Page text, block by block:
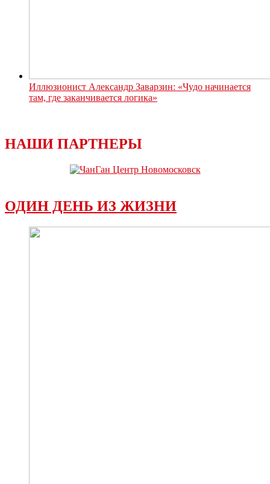
Иллюзионист Александр Заварзин: «Чудо начинается
там, где заканчивается логика»
НАШИ ПАРТНЕРЫ
ОДИН ДЕНЬ ИЗ ЖИЗНИ